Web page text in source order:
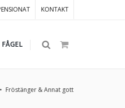
KONTAKT
FÅGEL
Fröstänger & Annat gott